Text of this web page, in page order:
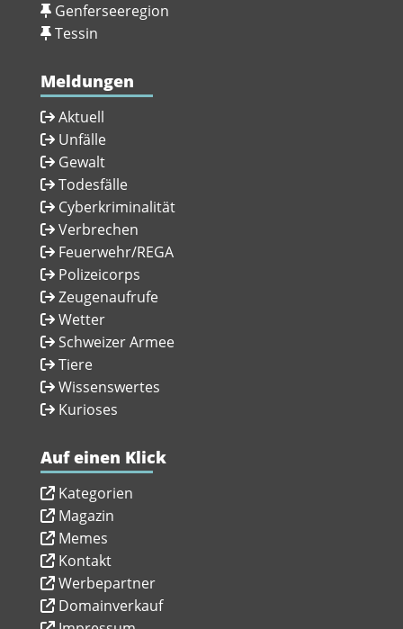
Genferseeregion
Tessin
Meldungen
Aktuell
Unfälle
Gewalt
Todesfälle
Cyberkriminalität
Verbrechen
Feuerwehr/REGA
Polizeicorps
Zeugenaufrufe
Wetter
Schweizer Armee
Tiere
Wissenswertes
Kurioses
Auf einen Klick
Kategorien
Magazin
Memes
Kontakt
Werbepartner
Domainverkauf